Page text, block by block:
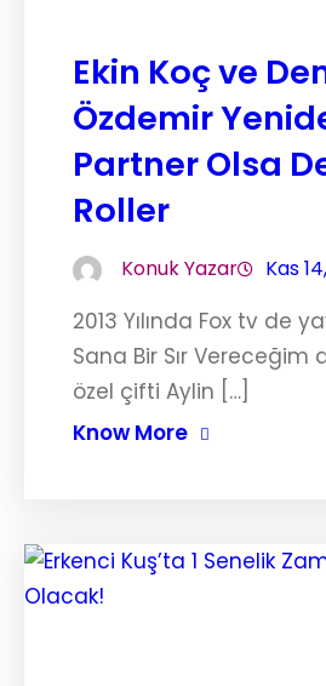
Ekin Koç ve
Özdemir
Partner Olsa
Roller
Konuk Yazar Kas
2013 Yılında Fox tv de
Sana Bir Sır Vereceğim
özel çifti Aylin […]
Know More